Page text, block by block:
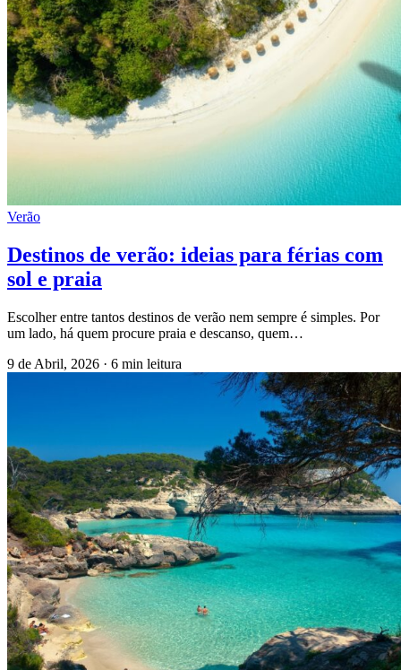
Verão
Destinos de verão: ideias para férias com
sol e praia
Escolher entre tantos destinos de verão nem sempre é simples. Por
um lado, há quem procure praia e descanso, quem…
9 de Abril, 2026 · 6 min leitura